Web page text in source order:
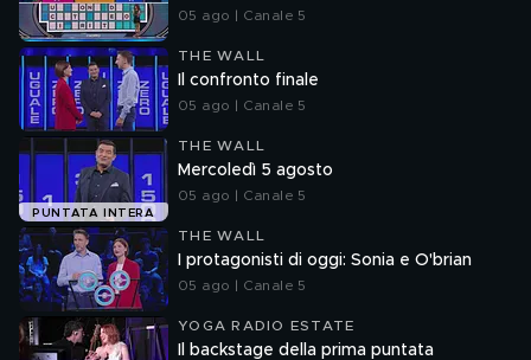
05 ago | Canale 5
THE WALL
Il confronto finale
05 ago | Canale 5
PUNTATA INTERA
THE WALL
Mercoledì 5 agosto
05 ago | Canale 5
THE WALL
I protagonisti di oggi: Sonia e O'brian
05 ago | Canale 5
YOGA RADIO ESTATE
Il backstage della prima puntata